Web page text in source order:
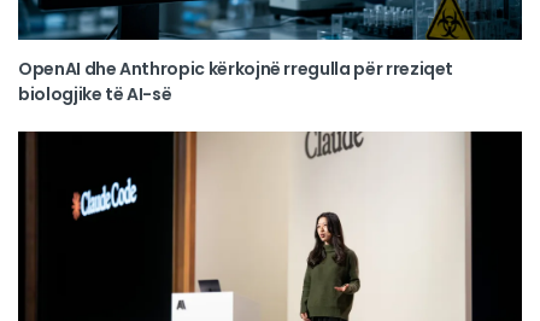
OpenAI dhe Anthropic kërkojnë rregulla për rreziqet
biologjike të AI-së